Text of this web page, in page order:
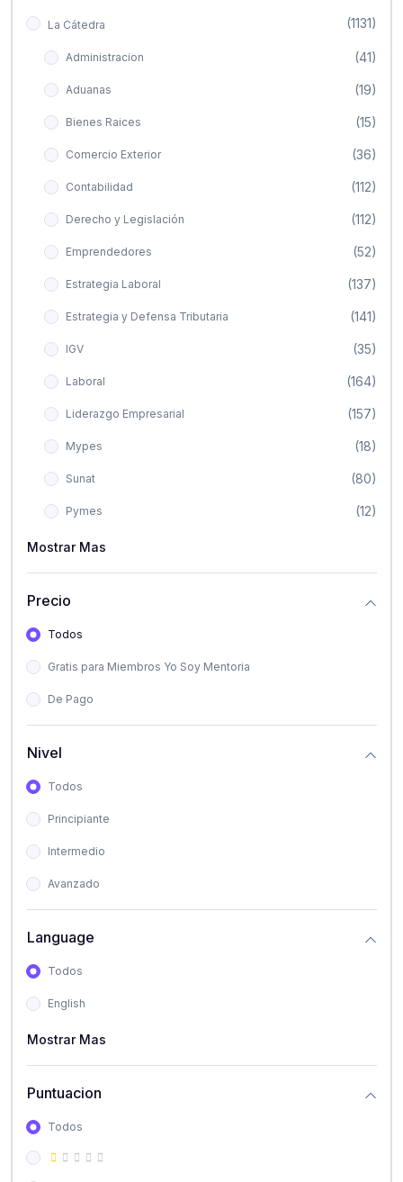
La Cátedra (1131)
Administracion (41)
Aduanas (19)
Bienes Raices (15)
Comercio Exterior (36)
Contabilidad (112)
Derecho y Legislación (112)
Emprendedores (52)
Estrategia Laboral (137)
Estrategia y Defensa Tributaria (141)
IGV (35)
Laboral (164)
Liderazgo Empresarial (157)
Mypes (18)
Sunat (80)
Pymes (12)
Mostrar Mas
Precio
Todos
Gratis para Miembros Yo Soy Mentoria
De Pago
Nivel
Todos
Principiante
Intermedio
Avanzado
Language
Todos
English
Mostrar Mas
Puntuacion
Todos